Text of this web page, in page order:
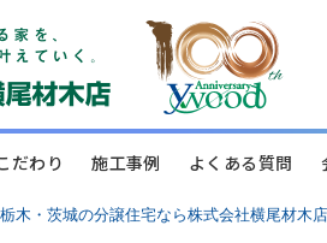
だわり 施工事例 よくある質問
木・茨城の分譲住宅なら株式会社横尾材木店